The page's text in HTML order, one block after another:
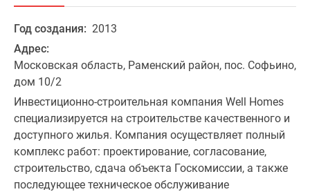
Год создания: 2013
Адрес:
Московская область, Раменский район, пос. Софьино,
дом 10/2
Инвестиционно-строительная компания Well Homes
специализируется на строительстве качественного и
доступного жилья. Компания осуществляет полный
комплекс работ: проектирование, согласование,
строительство, сдача объекта Госкомиссии, а также
последующее техническое обслуживание